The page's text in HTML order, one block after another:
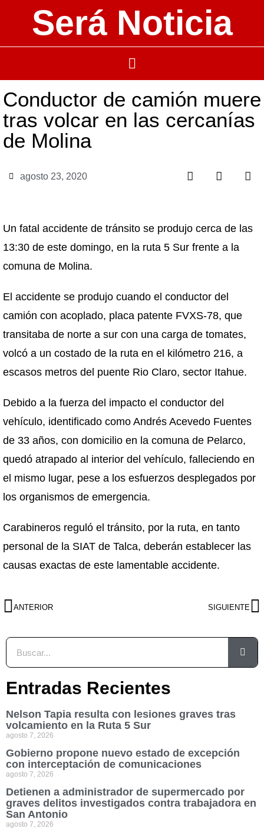
Será Noticia
Conductor de camión muere
tras volcar en las cercanías
de Molina
agosto 23, 2020
Un fatal accidente de tránsito se produjo cerca de las
13:30 de este domingo, en la ruta 5 Sur frente a la
comuna de Molina.
El accidente se produjo cuando el conductor del
camión con acoplado, placa patente FVXS-78, que
transitaba de norte a sur con una carga de tomates,
volcó a un costado de la ruta en el kilómetro 216, a
escasos metros del puente Rio Claro, sector Itahue.
Debido a la fuerza del impacto el conductor del
vehículo, identificado como Andrés Acevedo Fuentes
de 33 años, con domicilio en la comuna de Pelarco,
quedó atrapado al interior del vehículo, falleciendo en
el mismo lugar, pese a los esfuerzos desplegados por
los organismos de emergencia.
Carabineros reguló el tránsito, por la ruta, en tanto
personal de la SIAT de Talca, deberán establecer las
causas exactas de este lamentable accidente.
ANTERIOR SIGUIENTE
Entradas Recientes
Nelson Tapia resulta con lesiones graves tras
volcamiento en la Ruta 5 Sur
agosto 7, 2026
Gobierno propone nuevo estado de excepción
con interceptación de comunicaciones
agosto 7, 2026
Detienen a administrador de supermercado por
graves delitos investigados contra trabajadora en
San Antonio
agosto 7, 2026